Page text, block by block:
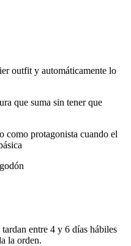
outfit y automáticamente lo
que suma sin tener que
como protagonista cuando el
entre 4 y 6 días hábiles
la orden.